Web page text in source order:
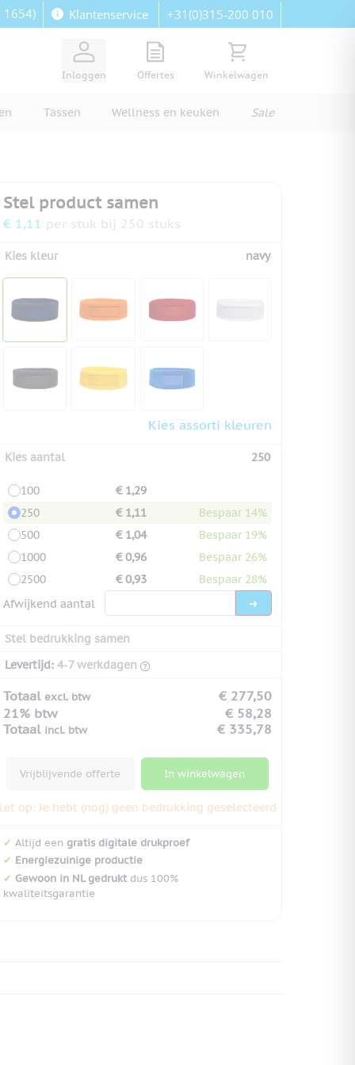
1654) Klantenservice +31(0)315-200 010
Inloggen
View quote, Quote is empty
Offertes
Bekijk winkelwagen,
Winkelwagen
Tassen Wellness en keuken Sale
Stel product samen
€ 1,11 per stuk bij 250 stuks
Kies kleur navy
Kies assorti kleuren
Kies aantal 250
100
€ 1,29
250
€ 1,11
Bespaar 14%
500
€ 1,04
Bespaar 19%
1000
€ 0,96
Bespaar 26%
2500
€ 0,93
Bespaar 28%
Afwijkend aantal
Stel bedrukking samen
Levertijd: 4-7 werkdagen
Totaal excl. btw
€ 277,50
21% btw
€ 58,28
Totaal incl. btw € 335,78
Vrijblijvende offerte In winkelwagen
Let op: Je hebt (nog) geen bedrukking geselecteerd
✔ Altijd een gratis digitale drukproef
✔ Energiezuinige productie
✔ Gewoon in NL gedruktdus 100%
kwaliteitsgarantie